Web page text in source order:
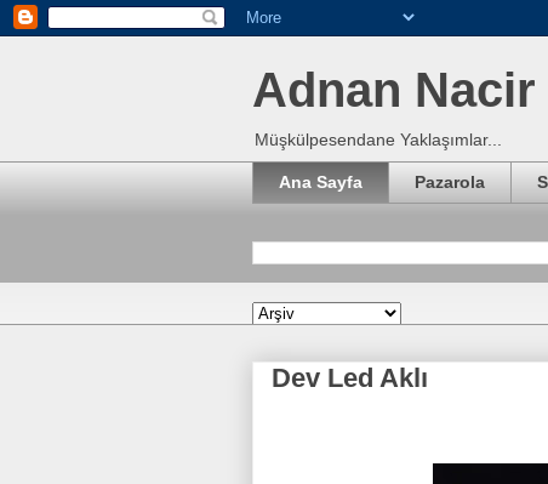
Adnan Nacir
Müşkülpesendane Yaklaşımlar...
Ana Sayfa Pazarola
Dev Led Aklı